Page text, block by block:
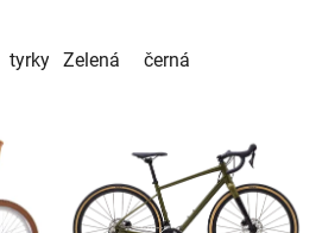
tyrkysová béžová
Zelená černá